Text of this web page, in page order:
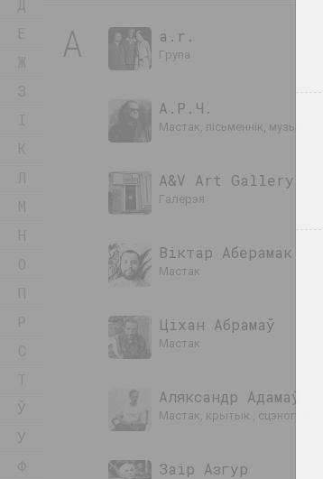
А a.r.
група
А.Р.Ч.
мастак, пісьменнік, музыкант
A&V Art Gallery
галерэя
Віктар Аберамак
мастак
Ціхан Абрамаў
мастак
Аляксандр Адамаў
мастак, крытык , сцэнограф
Заір Азгур